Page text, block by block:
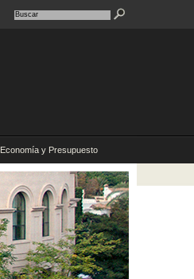
Economía y Presupuesto